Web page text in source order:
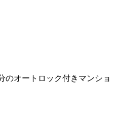
オートロック付きマンショ